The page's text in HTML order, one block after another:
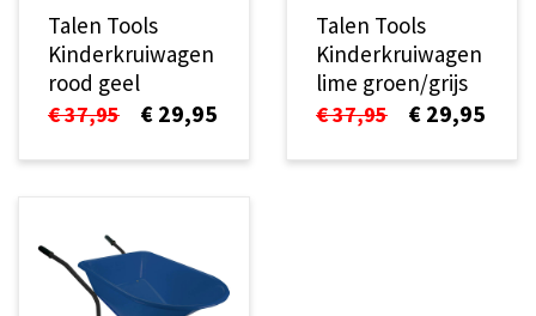
Talen Tools
Kinderkruiwagen
rood geel
€ 37,95 € 29,95
Talen Tools
Kinderkruiwagen
lime groen/grijs
€ 37,95 € 29,95